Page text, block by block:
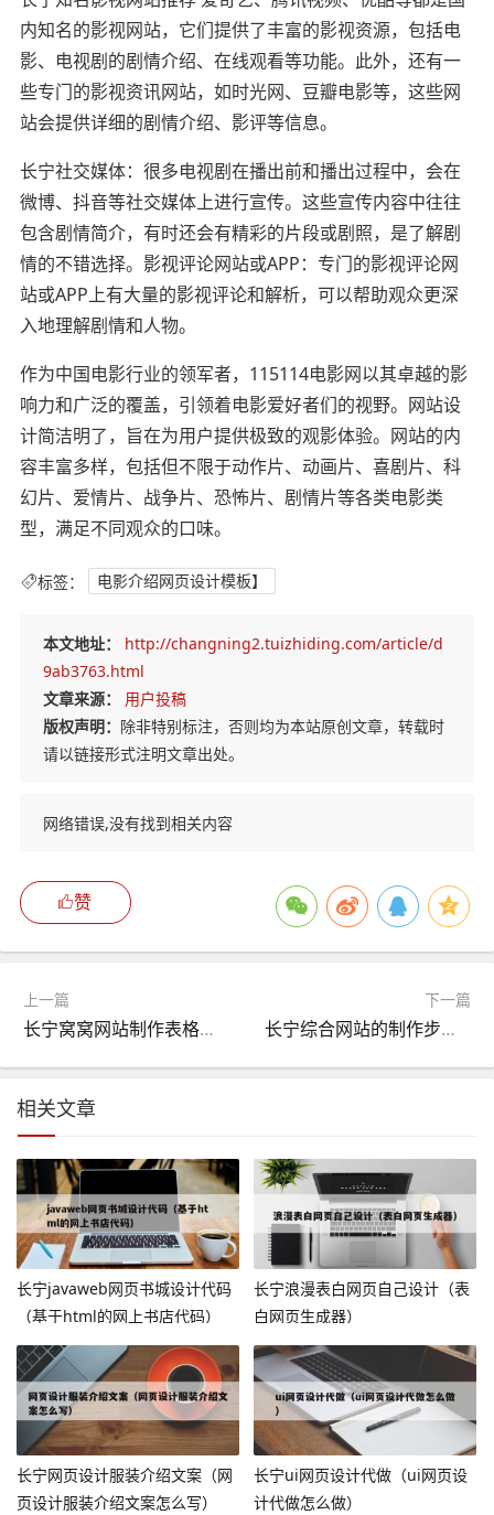
内知名的影视网站，它们提供了丰富的影视资源，包括电
影、电视剧的剧情介绍、在线观看等功能。此外，还有一
些专门的影视资讯网站，如时光网、豆瓣电影等，这些网
站会提供详细的剧情介绍、影评等信息。
长宁社交媒体：很多电视剧在播出前和播出过程中，会在
微博、抖音等社交媒体上进行宣传。这些宣传内容中往往
包含剧情简介，有时还会有精彩的片段或剧照，是了解剧
情的不错选择。影视评论网站或APP：专门的影视评论网
站或APP上有大量的影视评论和解析，可以帮助观众更深
入地理解剧情和人物。
作为中国电影行业的领军者，115114电影网以其卓越的影
响力和广泛的覆盖，引领着电影爱好者们的视野。网站设
计简洁明了，旨在为用户提供极致的观影体验。网站的内
容丰富多样，包括但不限于动作片、动画片、喜剧片、科
幻片、爱情片、战争片、恐怖片、剧情片等各类电影类
型，满足不同观众的口味。
标签： 电影介绍网页设计模板】
本文地址：
http://changning2.tuizhiding.com/article/d
9ab3763.html
文章来源：
用户投稿
版权声明： 除非特别标注，否则均为本站原创文章，转载时
请以链接形式注明文章出处。
网络错误,没有找到相关内容
赞
上一篇
长宁窝窝网站制作表格软件（窝窝网创始人是谁?）
下一篇
长宁综合网站的制作步骤（网页综合设计）
相关文章
长宁javaweb网页书城设计代码
（基于html的网上书店代码）
长宁浪漫表白网页自己设计（表
白网页生成器）
长宁网页设计服装介绍文案（网
页设计服装介绍文案怎么写）
长宁ui网页设计代做（ui网页设
计代做怎么做）